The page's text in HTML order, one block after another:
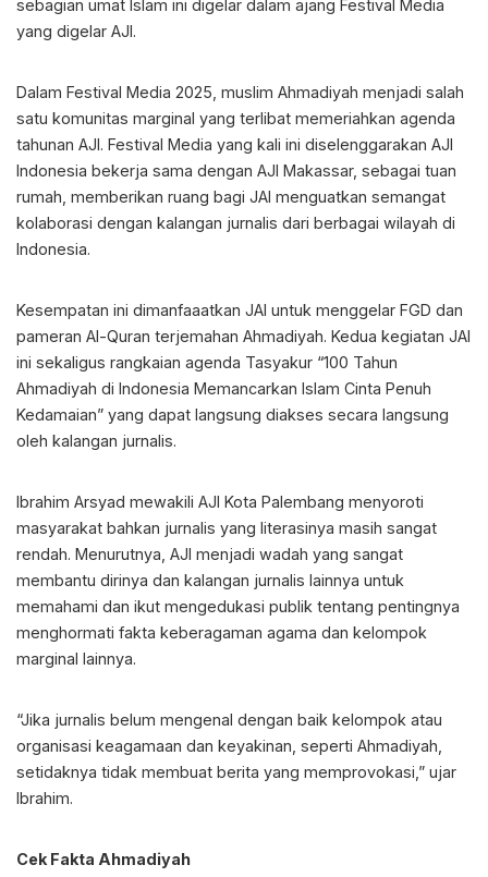
sebagian umat Islam ini digelar dalam ajang Festival Media
yang digelar AJI.
Dalam Festival Media 2025, muslim Ahmadiyah menjadi salah
satu komunitas marginal yang terlibat memeriahkan agenda
tahunan AJI. Festival Media yang kali ini diselenggarakan AJI
Indonesia bekerja sama dengan AJI Makassar, sebagai tuan
rumah, memberikan ruang bagi JAI menguatkan semangat
kolaborasi dengan kalangan jurnalis dari berbagai wilayah di
Indonesia.
Kesempatan ini dimanfaaatkan JAI untuk menggelar FGD dan
pameran Al-Quran terjemahan Ahmadiyah. Kedua kegiatan JAI
ini sekaligus rangkaian agenda Tasyakur “100 Tahun
Ahmadiyah di Indonesia Memancarkan Islam Cinta Penuh
Kedamaian” yang dapat langsung diakses secara langsung
oleh kalangan jurnalis.
Ibrahim Arsyad mewakili AJI Kota Palembang menyoroti
masyarakat bahkan jurnalis yang literasinya masih sangat
rendah. Menurutnya, AJI menjadi wadah yang sangat
membantu dirinya dan kalangan jurnalis lainnya untuk
memahami dan ikut mengedukasi publik tentang pentingnya
menghormati fakta keberagaman agama dan kelompok
marginal lainnya.
“Jika jurnalis belum mengenal dengan baik kelompok atau
organisasi keagamaan dan keyakinan, seperti Ahmadiyah,
setidaknya tidak membuat berita yang memprovokasi,” ujar
Ibrahim.
Cek Fakta Ahmadiyah